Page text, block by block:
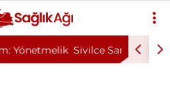
Çıktı: Ameliyattan 60